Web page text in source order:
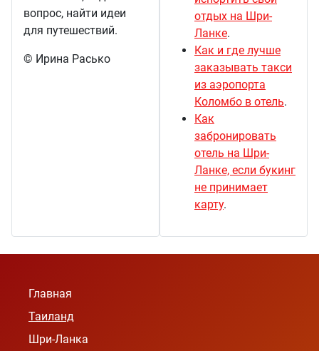
вопрос, найти идеи
для путешествий.
© Ирина Расько
отдых на Шри-
Ланке.
Как и где лучше
заказывать такси
из аэропорта
Коломбо в отель.
Как
забронировать
отель на Шри-
Ланке, если букинг
не принимает
карту.
Главная
Таиланд
Шри-Ланка